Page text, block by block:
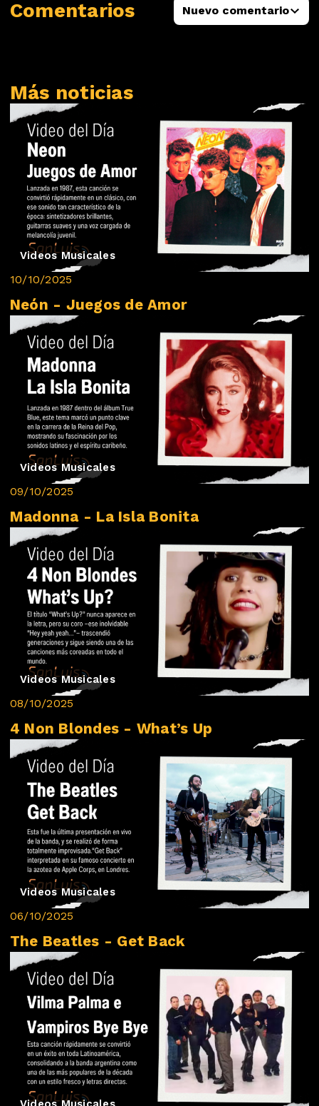
Comentarios Nuevo comentario
Más noticias
Videos Musicales
10/10/2025
Neón - Juegos de Amor
Videos Musicales
09/10/2025
Madonna - La Isla Bonita
Videos Musicales
08/10/2025
4 Non Blondes - What’s Up
Videos Musicales
06/10/2025
The Beatles - Get Back